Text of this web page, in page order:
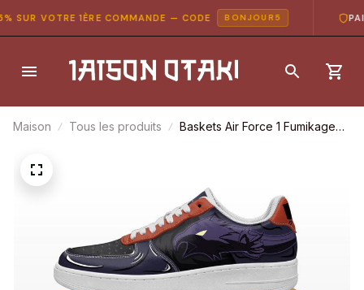
VOTRE 1ÈRE COMMANDE — CODE BONJOUR5
Maison Tous les produits
Baskets Air Force 1 Fumikage